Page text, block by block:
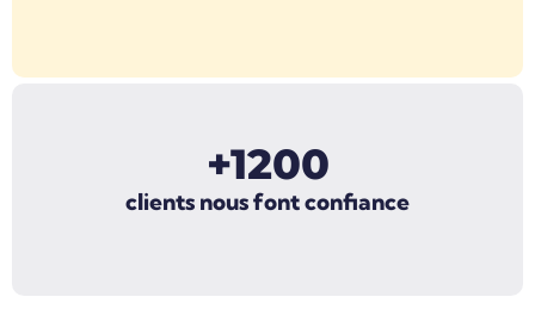
+1200
clients nous font confiance